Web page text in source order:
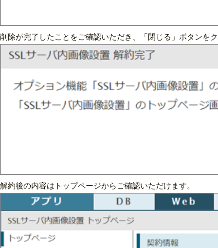
削除が完了したことをご確認いただき、「閉じる」ボタンを
解約後の内容はトップページからご確認いただけます。